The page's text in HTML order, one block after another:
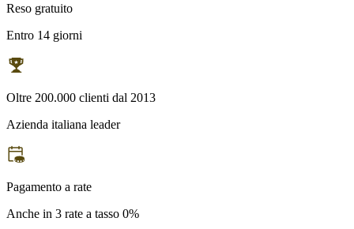
Reso gratuito
Entro 14 giorni
Oltre 200.000 clienti dal 2013
Azienda italiana leader
Pagamento a rate
Anche in 3 rate a tasso 0%